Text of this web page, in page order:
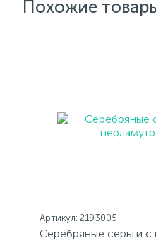
Похожие
Артикул: 2193005
Серебряные серьги с